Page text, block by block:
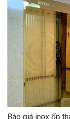
Báo giá inox ốp